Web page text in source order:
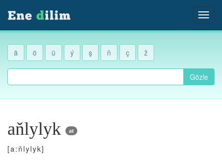
ä ö ü ý ş ň ç ž
Gözle
aňlylyk at
[a:ňlylyk]